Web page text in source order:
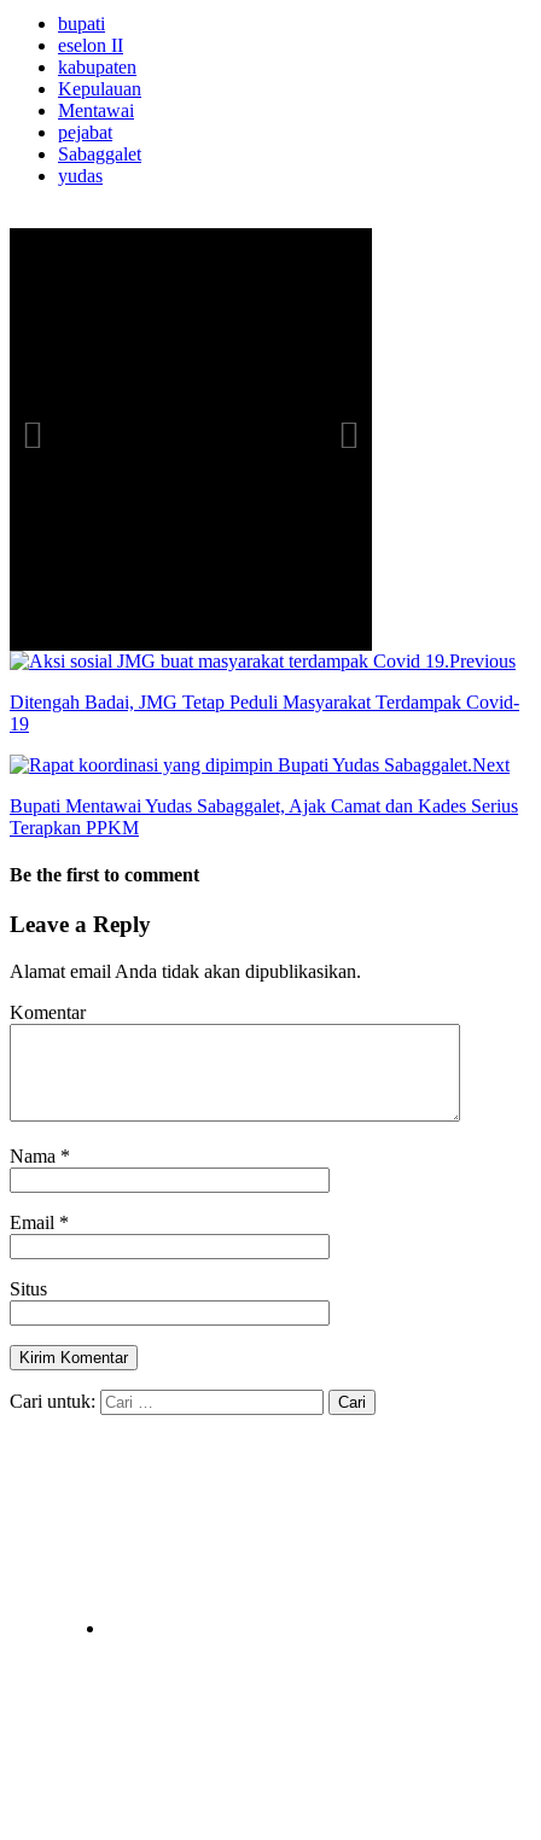
bupati
eselon II
kabupaten
Kepulauan
Mentawai
pejabat
Sabaggalet
yudas
Previous
Ditengah Badai, JMG Tetap Peduli Masyarakat Terdampak Covid-
19
Next
Bupati Mentawai Yudas Sabaggalet, Ajak Camat dan Kades Serius
Terapkan PPKM
Be the first to comment
Leave a Reply
Alamat email Anda tidak akan dipublikasikan.
Komentar
Nama *
Email *
Situs
Cari untuk: